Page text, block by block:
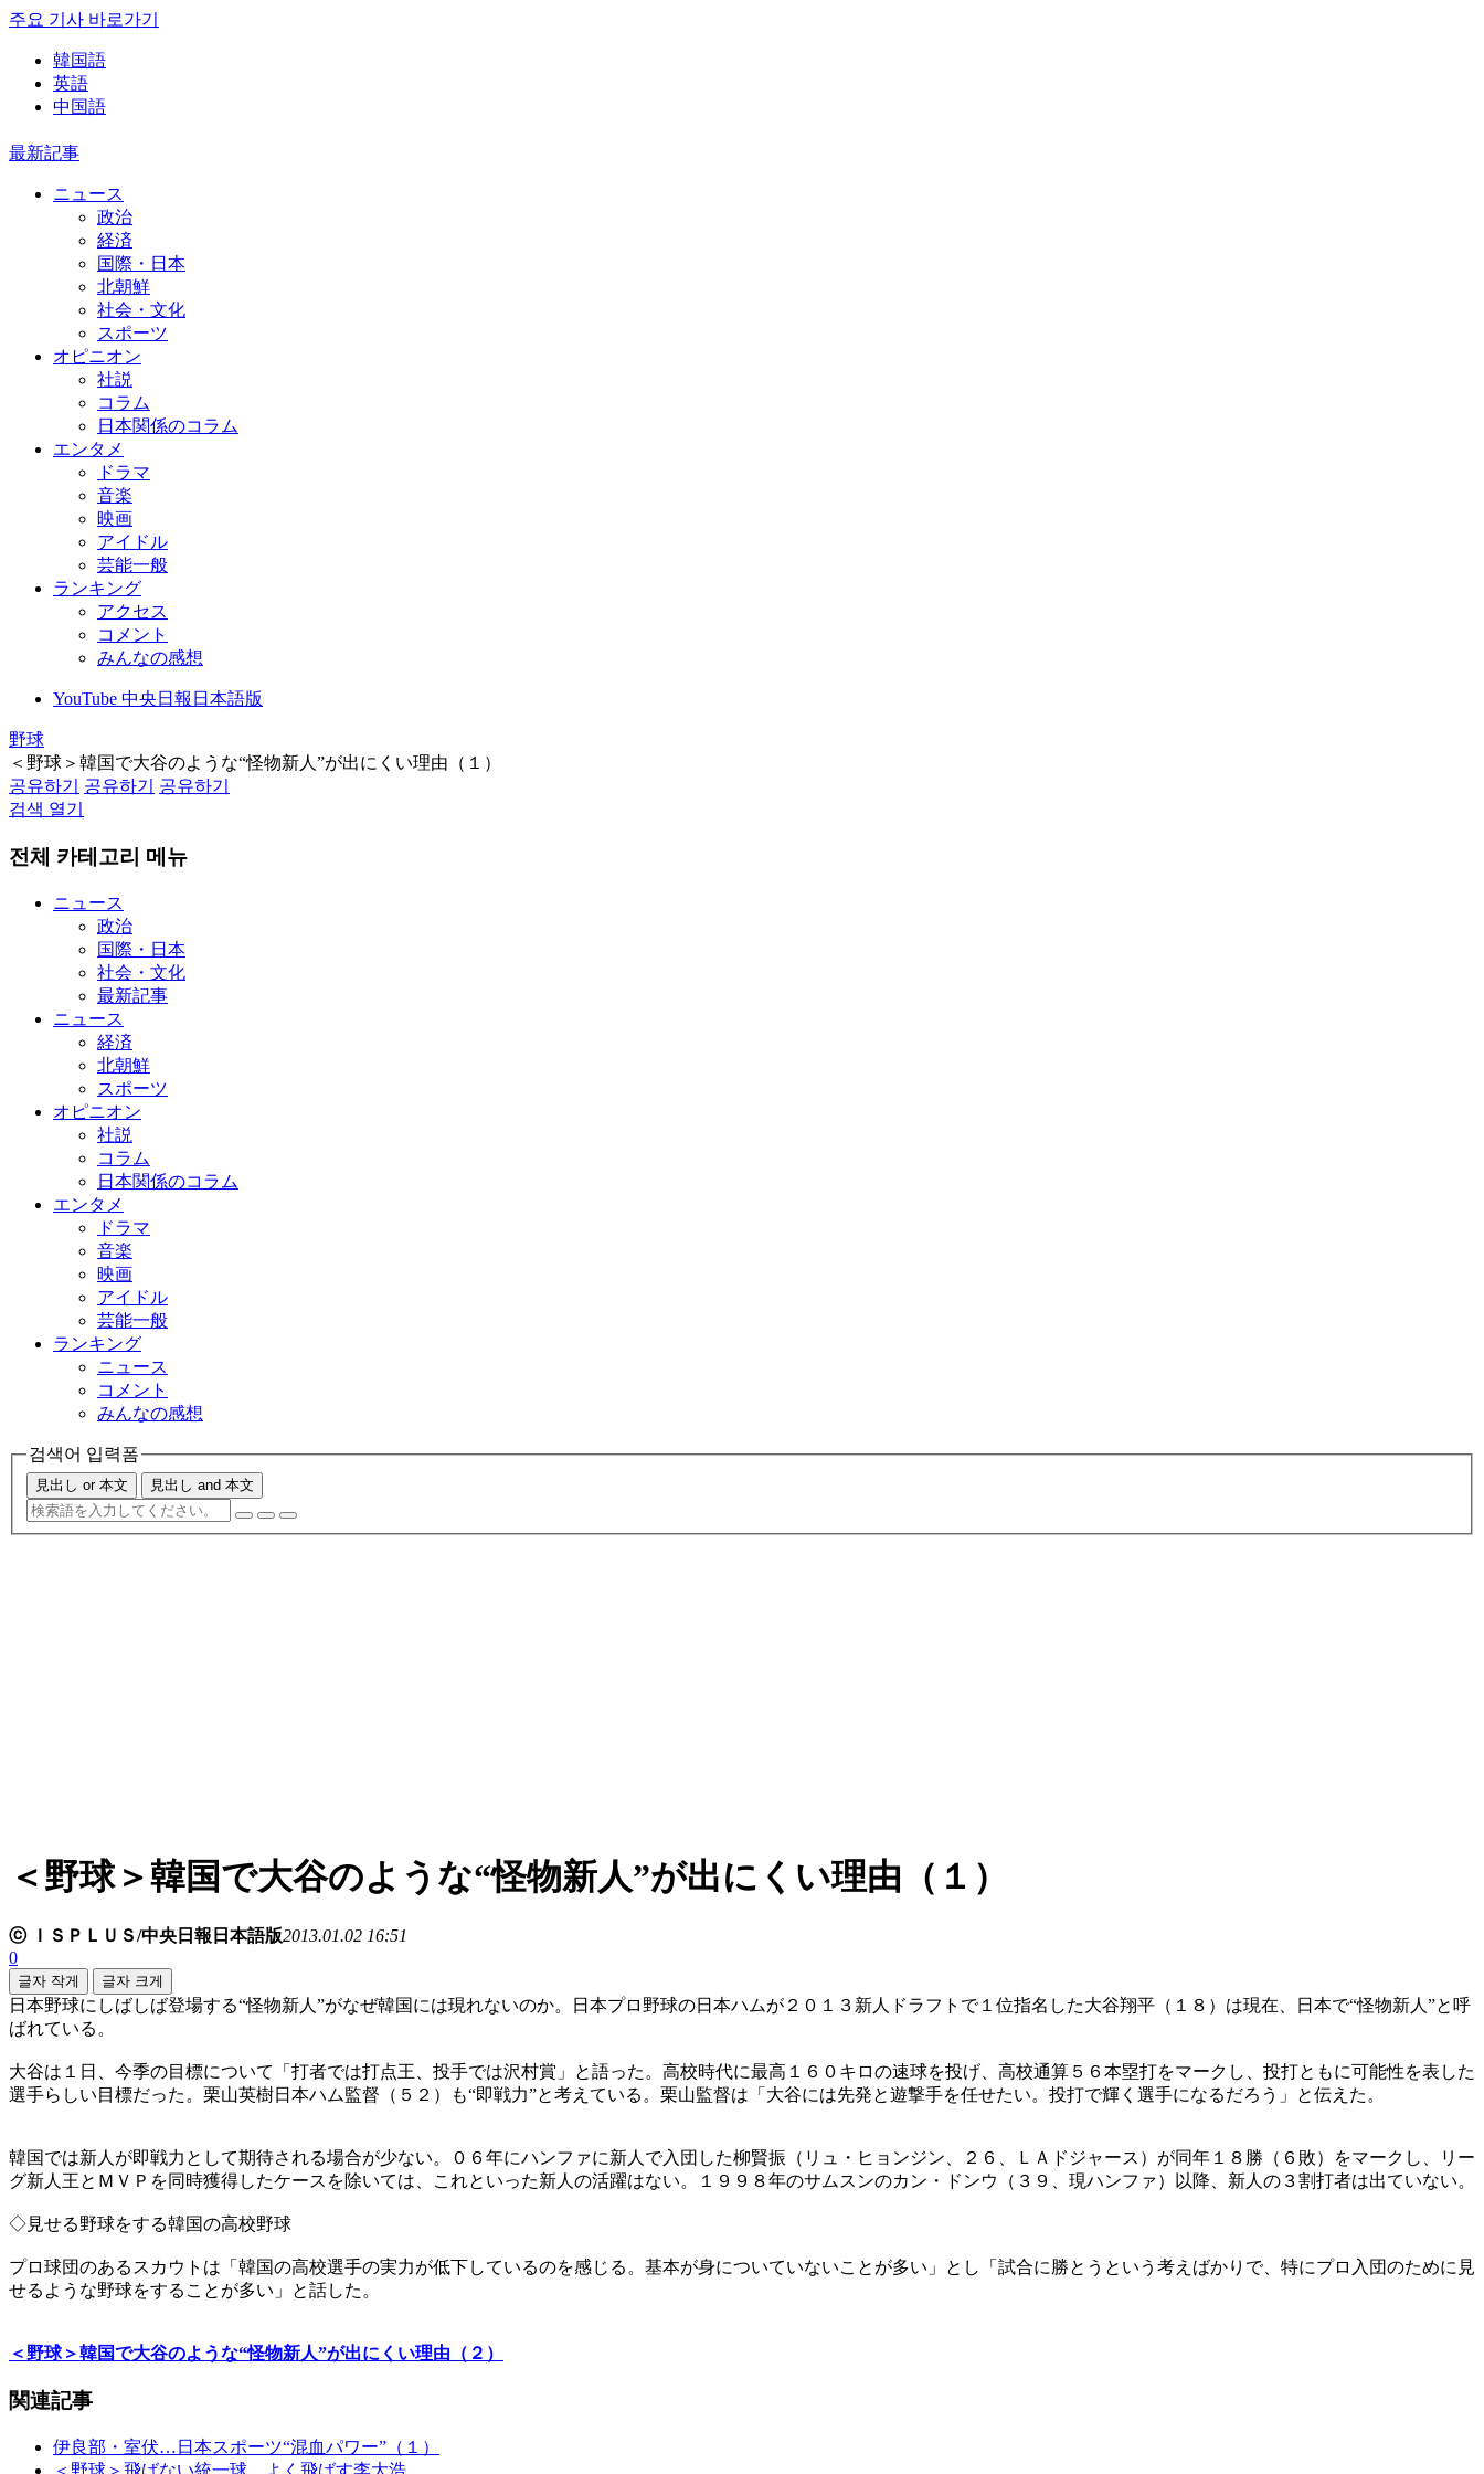
주요 기사 바로가기
韓国語
英語
中国語
最新記事
ニュース
政治
経済
国際・日本
北朝鮮
社会・文化
スポーツ
オピニオン
社説
コラム
日本関係のコラム
エンタメ
ドラマ
音楽
映画
アイドル
芸能一般
ランキング
アクセス
コメント
みんなの感想
YouTube 中央日報日本語版
野球
＜野球＞韓国で大谷のような“怪物新人”が出にくい理由（１）
공유하기
공유하기
공유하기
검색 열기
전체 카테고리 메뉴
ニュース
政治
国際・日本
社会・文化
最新記事
ニュース
経済
北朝鮮
スポーツ
オピニオン
社説
コラム
日本関係のコラム
エンタメ
ドラマ
音楽
映画
アイドル
芸能一般
ランキング
ニュース
コメント
みんなの感想
검색어 입력폼
見出し or 本文 見出し and 本文
＜野球＞韓国で大谷のような“怪物新人”が出にくい理由（１）
ⓒ ＩＳＰＬＵＳ/中央日報日本語版2013.01.02 16:51
0
글자 작게 글자 크게
日本野球にしばしば登場する“怪物新人”がなぜ韓国には現れないのか。日本プロ野球の日本ハムが２０１３新人ドラフトで１位指名した大谷翔平（１８）は現在、日本で“怪物新人”と呼
ばれている。
大谷は１日、今季の目標について「打者では打点王、投手では沢村賞」と語った。高校時代に最高１６０キロの速球を投げ、高校通算５６本塁打をマークし、投打ともに可能性を表した
選手らしい目標だった。栗山英樹日本ハム監督（５２）も“即戦力”と考えている。栗山監督は「大谷には先発と遊撃手を任せたい。投打で輝く選手になるだろう」と伝えた。
韓国では新人が即戦力として期待される場合が少ない。０６年にハンファに新人で入団した柳賢振（リュ・ヒョンジン、２６、ＬＡドジャース）が同年１８勝（６敗）をマークし、リー
グ新人王とＭＶＰを同時獲得したケースを除いては、これといった新人の活躍はない。１９９８年のサムスンのカン・ドンウ（３９、現ハンファ）以降、新人の３割打者は出ていない。
◇見せる野球をする韓国の高校野球
プロ球団のあるスカウトは「韓国の高校選手の実力が低下しているのを感じる。基本が身についていないことが多い」とし「試合に勝とうという考えばかりで、特にプロ入団のために見
せるような野球をすることが多い」と話した。
＜野球＞韓国で大谷のような“怪物新人”が出にくい理由（２）
関連記事
伊良部・室伏…日本スポーツ“混血パワー”（１）
＜野球＞飛ばない統一球、よく飛ばす李大浩